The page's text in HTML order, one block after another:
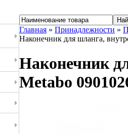
Главная » Принадлежности »
Наконечник для шланга,
Наконечник
Metabo